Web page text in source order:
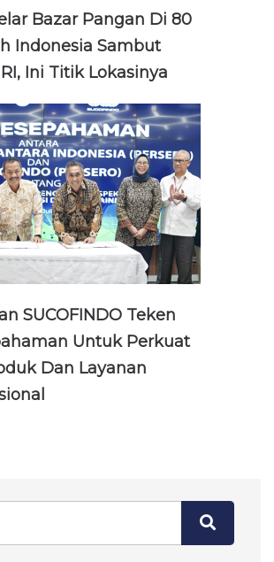
Bazar Pangan Di 80
Indonesia Sambut
Ini Titik Lokasinya
SUCOFINDO Teken
Untuk Perkuat
Dan Layanan